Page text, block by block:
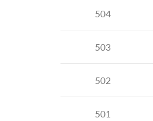
504
503
502
501